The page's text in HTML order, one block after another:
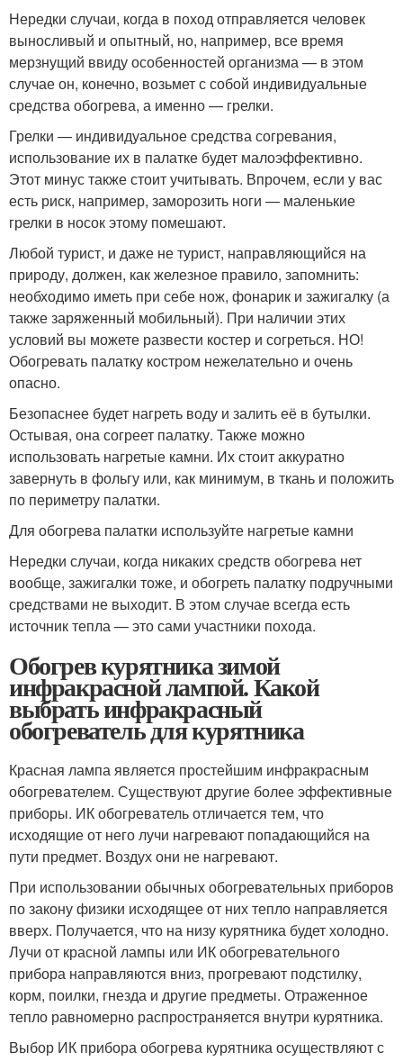
Нередки случаи, когда в поход отправляется человек
выносливый и опытный, но, например, все время
мерзнущий ввиду особенностей организма — в этом
случае он, конечно, возьмет с собой индивидуальные
средства обогрева, а именно — грелки.
Грелки — индивидуальное средства согревания,
использование их в палатке будет малоэффективно.
Этот минус также стоит учитывать. Впрочем, если у вас
есть риск, например, заморозить ноги — маленькие
грелки в носок этому помешают.
Любой турист, и даже не турист, направляющийся на
природу, должен, как железное правило, запомнить:
необходимо иметь при себе нож, фонарик и зажигалку (а
также заряженный мобильный). При наличии этих
условий вы можете развести костер и согреться. НО!
Обогревать палатку костром нежелательно и очень
опасно.
Безопаснее будет нагреть воду и залить её в бутылки.
Остывая, она согреет палатку. Также можно
использовать нагретые камни. Их стоит аккуратно
завернуть в фольгу или, как минимум, в ткань и положить
по периметру палатки.
Для обогрева палатки используйте нагретые камни
Нередки случаи, когда никаких средств обогрева нет
вообще, зажигалки тоже, и обогреть палатку подручными
средствами не выходит. В этом случае всегда есть
источник тепла — это сами участники похода.
Обогрев курятника зимой
инфракрасной лампой. Какой
выбрать инфракрасный
обогреватель для курятника
Красная лампа является простейшим инфракрасным
обогревателем. Существуют другие более эффективные
приборы. ИК обогреватель отличается тем, что
исходящие от него лучи нагревают попадающийся на
пути предмет. Воздух они не нагревают.
При использовании обычных обогревательных приборов
по закону физики исходящее от них тепло направляется
вверх. Получается, что на низу курятника будет холодно.
Лучи от красной лампы или ИК обогревательного
прибора направляются вниз, прогревают подстилку,
корм, поилки, гнезда и другие предметы. Отраженное
тепло равномерно распространяется внутри курятника.
Выбор ИК прибора обогрева курятника осуществляют с